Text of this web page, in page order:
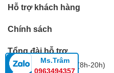
Tạo điểm nhấn:
Sử
Tạo không gian ấm cúng:
phòng khách.
4. Sử Dụng Đèn Tường Đúng
Hỗ trợ khách hàng
Chính sách
Tổng đài hỗ trợ
Hotline: 0983805604 (8h-20h)
Ms.Trâm
0963494357